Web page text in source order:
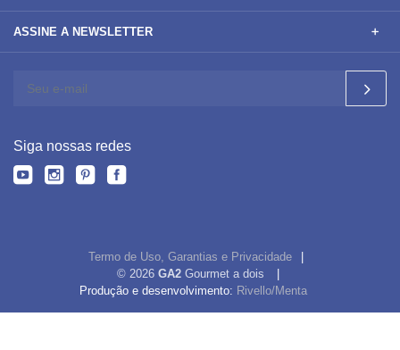
ASSINE A NEWSLETTER
Siga nossas redes
Termo de Uso, Garantias e Privacidade
© 2026 GA2Gourmet a dois
Produção e desenvolvimento: Rivello/Menta